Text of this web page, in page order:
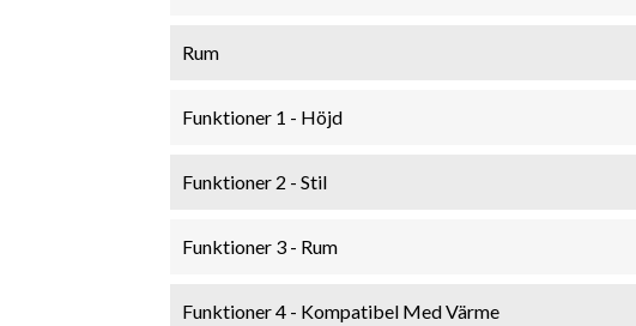
Rum
Funktioner 1 - Höjd
Funktioner 2 - Stil
Funktioner 3 - Rum
Funktioner 4 - Kompatibel Med Värme